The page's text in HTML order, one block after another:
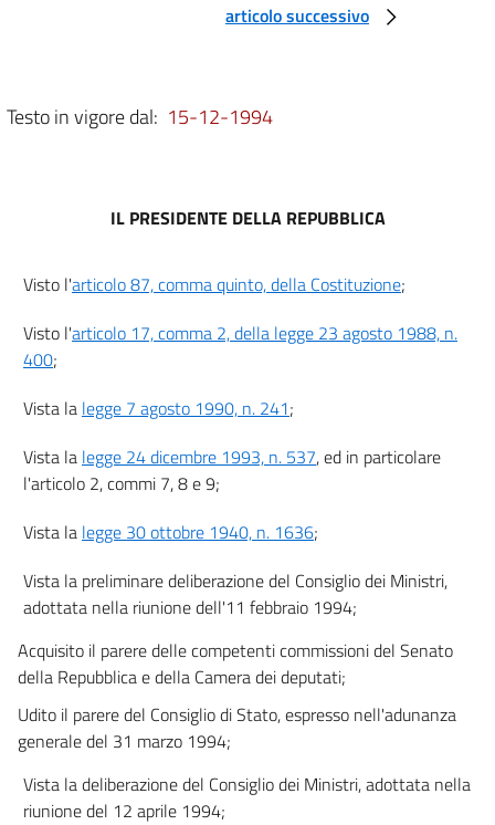
articolo successivo
Testo in vigore dal: 15-12-1994
IL PRESIDENTE DELLA REPUBBLICA
Visto l'articolo 87, comma quinto, della Costituzione;
Visto l'articolo 17, comma 2, della legge 23 agosto 1988, n.
400;
Vista la legge 7 agosto 1990, n. 241;
Vista la legge 24 dicembre 1993, n. 537, ed in particolare
l'articolo 2, commi 7, 8 e 9;
Vista la legge 30 ottobre 1940, n. 1636;
Vista la preliminare deliberazione del Consiglio dei Ministri,
adottata nella riunione dell'11 febbraio 1994;
Acquisito il parere delle competenti commissioni del Senato
della Repubblica e della Camera dei deputati;
Udito il parere del Consiglio di Stato, espresso nell'adunanza
generale del 31 marzo 1994;
Vista la deliberazione del Consiglio dei Ministri, adottata nella
riunione del 12 aprile 1994;